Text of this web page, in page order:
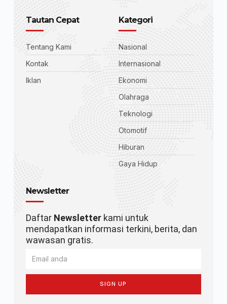
Tautan Cepat
Tentang Kami
Kontak
Iklan
Kategori
Nasional
Internasional
Ekonomi
Olahraga
Teknologi
Otomotif
Hiburan
Gaya Hidup
Newsletter
Daftar Newsletterkami untuk
mendapatkan informasi terkini, berita, dan
wawasan gratis.
SIGN UP